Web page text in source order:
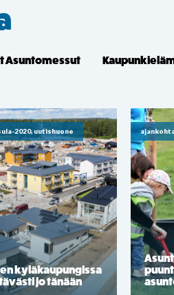
Asuntomessut
2020, uutishuone
kyläkaupungissa
jo tänään